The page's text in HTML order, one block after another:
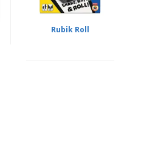
Rubik Roll